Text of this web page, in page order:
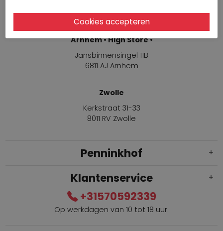
6811 AJ Arnhem
Arnhem • High Store •
Jansbinnensingel 11B
6811 AJ Arnhem
Zwolle
Kerkstraat 31-33
8011 RV Zwolle
Penninkhof
Klantenservice
+31570592339
Op werkdagen van 10 tot 18 uur.